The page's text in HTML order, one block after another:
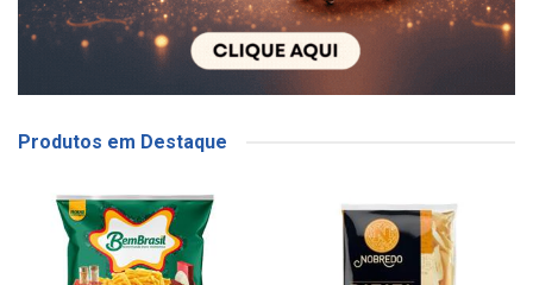
Produtos em Destaque